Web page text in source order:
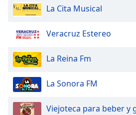
La Cita Musical
Veracruz Estereo
La Reina Fm
La Sonora FM
Viejoteca para beber y